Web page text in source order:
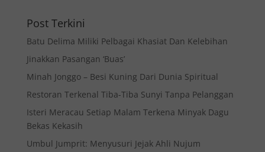
Post Terkini
Batu Delima Miliki Pelbagai Khasiat Dan Kelebihan
Jinakkan Pasangan ‘Buas’
Minah Jonggo – Besi Kuning Dari Dunia Spiritual
Restoran Terkenal Tiba-Tiba Sunyi Tanpa Pelanggan
Isteri Meracau Setiap Malam Terkena Minyak Dagu
Bekas Kekasih
Umbul Jumprit: Menyusuri Jejak Ahli Nujum